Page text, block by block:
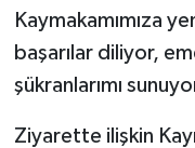
Kaymakamımıza
başarılar diliyor,
şükranlarımı
Ziyarette ilişkin